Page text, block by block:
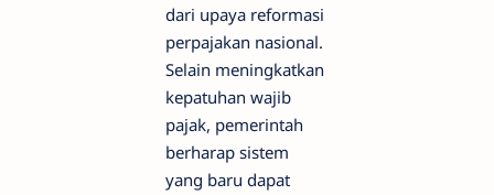
dari upaya reformasi
perpajakan nasional.
Selain meningkatkan
kepatuhan wajib
pajak, pemerintah
berharap sistem
yang baru dapat